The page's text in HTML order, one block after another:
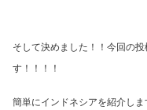
そして決めました！！今回の投
す！！！！
簡単にインドネシアを紹介しま